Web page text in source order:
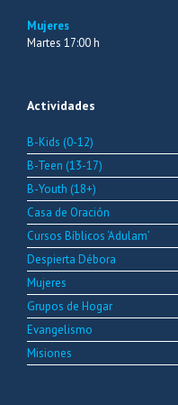
Mujeres
Martes 17:00 h
Actividades
B-Kids (0-12)
B-Teen (13-17)
B-Youth (18+)
Casa de Oración
Cursos Bíblicos ‘Adulam’
Despierta Débora
Mujeres
Grupos de Hogar
Evangelismo
Misiones